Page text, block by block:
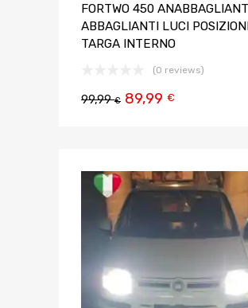
FORTWO 450 ANABBAGLIANTI
ABBAGLIANTI LUCI
TARGA INTERNO
(0 reviews)
99,99€ 89,99 €